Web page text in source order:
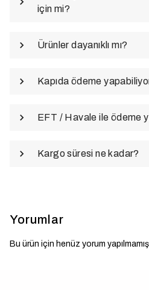
için mi?
Ürünler dayanıklı mı?
Kapıda ödeme
EFT / Havale ile ödeme
Kargo süresi ne kadar?
Yorumlar
Bu ürün için henüz yorum